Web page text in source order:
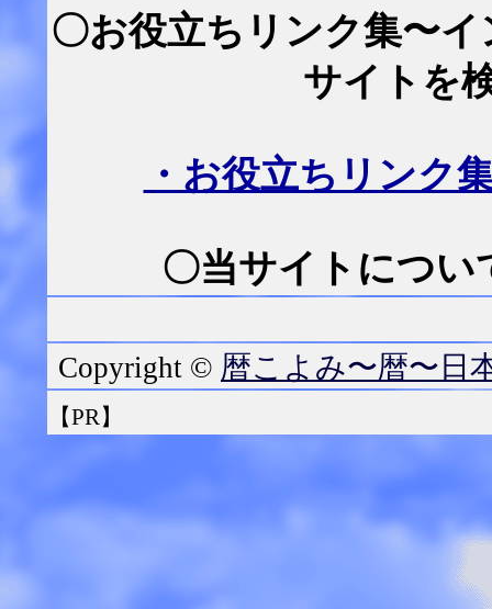
〇お役立ちリンク集〜
サイトを
・お役立ちリンク
〇当サイトについ
Copyright © 暦こよみ〜暦〜日
【PR】